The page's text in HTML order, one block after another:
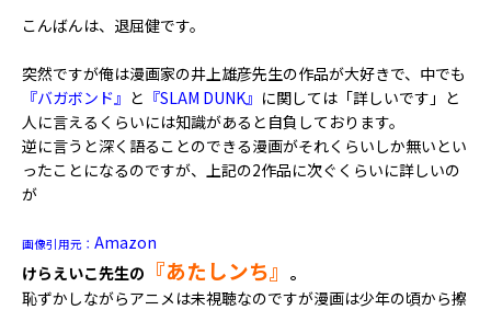
こんばんは、退屈健です。
突然ですが俺は漫画家の井上雄彦先生の作品が大好きで、中でも
『バガボンド』 と 『SLAM DUNK』 に関しては「詳しいです」と
人に言えるくらいには知識があると自負しております。
逆に言うと深く語ることのできる漫画がそれくらいしか無いとい
ったことになるのですが、上記の2作品に次ぐくらいに詳しいの
が
画像引用元： Amazon
けらえいこ先生の 『あたしンち』 。
恥ずかしながらアニメは未視聴なのですが漫画は少年の頃から擦